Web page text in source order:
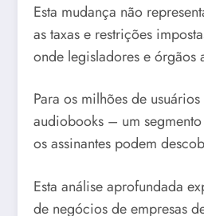
Esta mudança não
as taxas e restrições
onde legisladores e órgãos
Para os milhões de
audiobooks – um
os assinantes podem
Esta análise aprofundada
de negócios de empresas